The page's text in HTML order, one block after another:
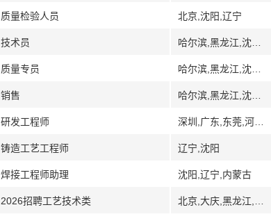
质量检验人员 北京,沈阳,辽宁
技术员
质量专员
销售
研发工程师
铸造工艺工程师 辽宁,沈阳
焊接工程师助理 沈阳,辽宁,内蒙古
2026招聘工艺技术类